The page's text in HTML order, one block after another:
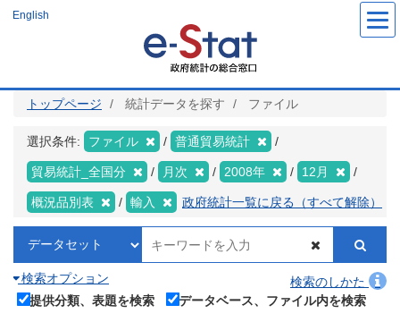
ツ
English
トップページ 統計データを探す ファイル
選択条件: ファイル 普通貿易統計
貿易統計_全国分 月次 2008年 12月
概況品別表 輸入 政府統計一覧に戻る（すべて解除）
検索オプション
検索のしかた
提供分類、表題を検索
データベース、ファイル内を検索